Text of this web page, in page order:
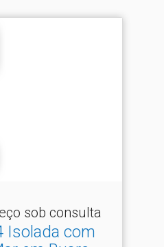
sob consulta
Isolada com